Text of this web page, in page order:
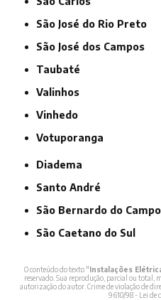
São José do Rio Preto
São José dos Campos
Taubaté
Valinhos
Vinhedo
Votuporanga
Diadema
Santo André
São Bernardo do Campo
São Caetano do Sul
O conteúdo do texto "Instalações
reservado. Sua reprodução, parcial ou total,
autorização do autor. Crime de violação de
9610/98 - Lei de